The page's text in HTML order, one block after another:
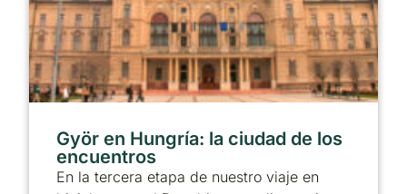
Györ en Hungría: la ciudad de los
encuentros
En la tercera etapa de nuestro viaje en